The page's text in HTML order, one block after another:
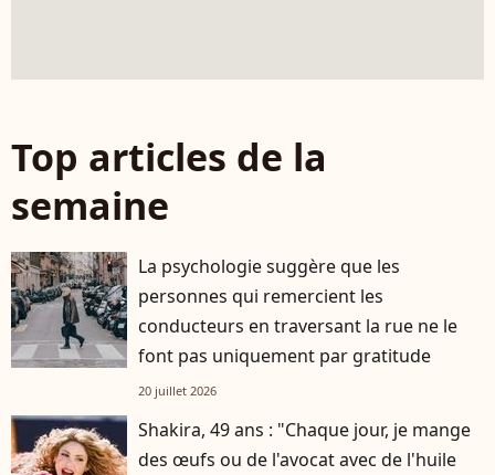
Top articles de la
semaine
La psychologie suggère que les
personnes qui remercient les
conducteurs en traversant la rue ne le
font pas uniquement par gratitude
20 juillet 2026
Shakira, 49 ans : "Chaque jour, je mange
des œufs ou de l'avocat avec de l'huile